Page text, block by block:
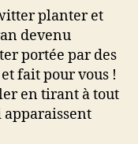
la
baleine
Twitter
?
Alors
flinguez
la
planter et
devenu
portée par des
fait pour vous !
en tirant à tout